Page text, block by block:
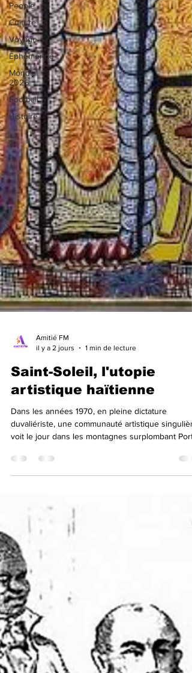
People
Culture
Voyage
Éphéméride
Mondial
2026
Football
Histoire
il y a 2 jours
1 min de lecture
Saint-Soleil, l'utopie
artistique haïtienne
Dans les années 1970, en pleine dictature
voit le jour dans les montagnes surplombant Port-
spontanée et brute, affranchie de tout code
le mouvement puise ses racines dans le vaudou